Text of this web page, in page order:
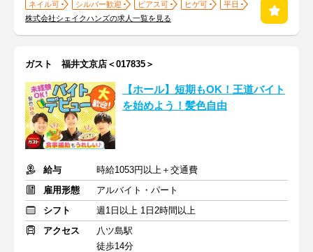
ネイル可 シルバー歓迎 ピアス可 ヒゲ可
平日
株式会社シェイクハンズの求人一覧を見る
ガスト 福井文京店＜017835＞
【ホール】短期もOK！王道バイト
を始めよう！髪色自由
給与
時給1053円以上＋交通費
雇用形態
アルバイト・パート
シフト
週1日以上 1日2時間以上
アクセス
八ツ島駅
徒歩14分